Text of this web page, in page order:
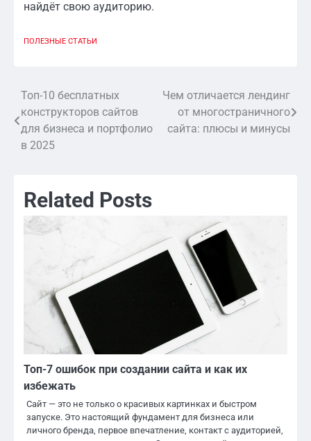
найдёт свою аудиторию.
ПОЛЕЗНЫЕ СТАТЬИ
Навигация
по
записям
Топ-10 бесплатных
конструкторов сайтов
для бизнеса и портфолио
в 2025
Чем отличается лендинг
от многостраничного
сайта: плюсы и минусы
Related Posts
Топ-7 ошибок при создании сайта и как их
избежать
Сайт — это не только о красивых картинках и быстром
запуске. Это настоящий фундамент для бизнеса или
личного бренда, первое впечатление, контакт с аудиторией,